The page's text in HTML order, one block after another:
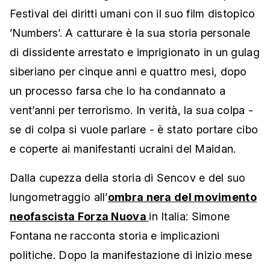
Festival dei diritti umani con il suo film distopico
’Numbers’. A catturare è la sua storia personale
di dissidente arrestato e imprigionato in un gulag
siberiano per cinque anni e quattro mesi, dopo
un processo farsa che lo ha condannato a
vent’anni per terrorismo. In verità, la sua colpa -
se di colpa si vuole parlare - è stato portare cibo
e coperte ai manifestanti ucraini del Maidan.
Dalla cupezza della storia di Sencov e del suo
lungometraggio all’ombra nera del movimento
neofascista Forza Nuova in Italia: Simone
Fontana ne racconta storia e implicazioni
politiche. Dopo la manifestazione di inizio mese